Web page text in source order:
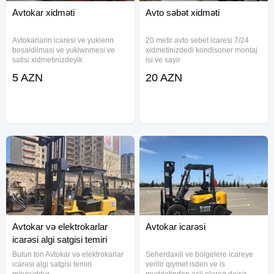
Avtokar xidməti
Avtokarlarin icaresi ve yuklerin
bosaldilmasi ve yuklwnmesi ve
satisi xidmetinizdeyik
5 AZN
Avto səbət xidməti
20 metir avto sebet icaresi 7/24
xidmetinizdedi kondisoner montaj
isi ve sayir
20 AZN
Avtokar və elektrokarlar
icarəsi algi satgisi temiri
Butun ton Avtokar və elektrokarlar
icarəsi algi satgisi temiri
Avtokar icarəsi
Seherdaxili ve bolgelere icareye
verilir qiymet isden ve is